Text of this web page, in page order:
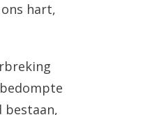
hart,
bestaan,